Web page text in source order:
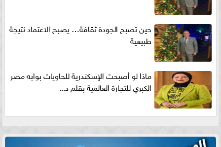
حين تصبح الجودة ثقافة… يصبح الاعتماد نتيجة
طبيعية
ماذا لو أصبحت الإسكندرية للحاويات بوابه مصر
الكبري للتجارة العالمية بقلم د...